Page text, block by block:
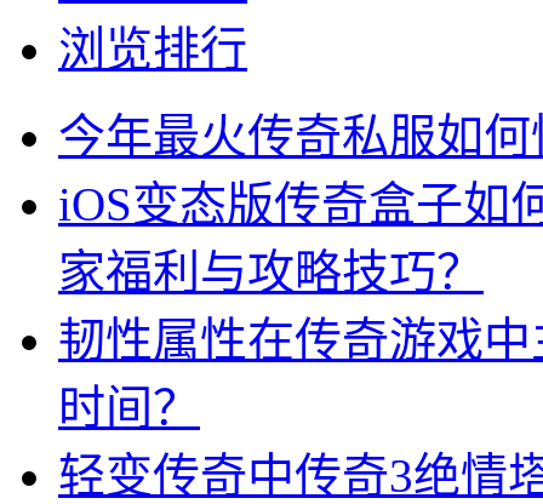
浏览排行
今年最火传奇私服如
iOS变态版传奇盒子如
家福利与攻略技巧？
韧性属性在传奇游戏
时间？
轻变传奇中传奇3绝情